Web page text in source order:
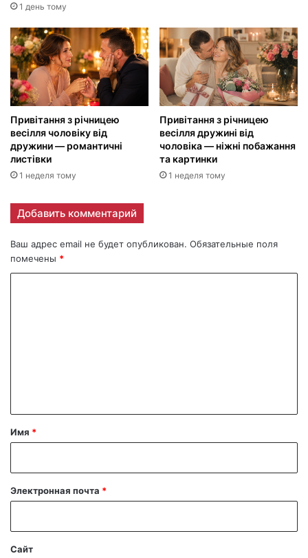
1 день тому
Привітання з річницею
весілля чоловіку від
дружини — романтичні
листівки
1 неделя тому
Привітання з річницею
весілля дружині від
чоловіка — ніжні побажання
та картинки
1 неделя тому
Добавить комментарий
Ваш адрес email не будет опубликован. Обязательные поля
помечены *
а
й
Имя *
Электронная почта *
Сайт